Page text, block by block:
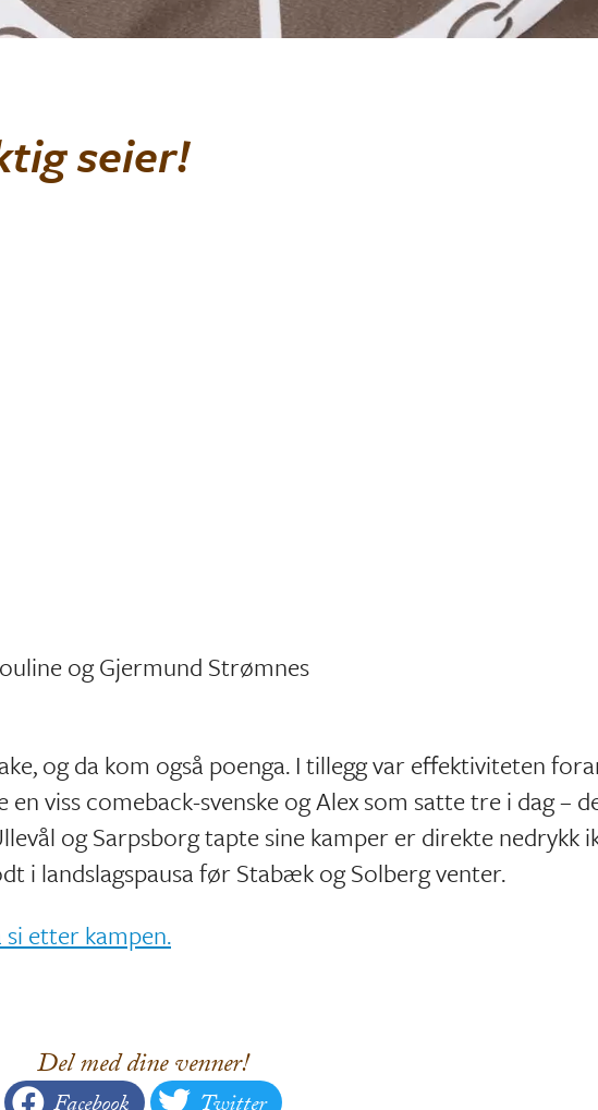
seier!
og Gjermund Strømnes
og da kom også poenga. I tillegg var effektiviteten
viss comeback-svenske og Alex som satte tre i dag –
og Sarpsborg tapte sine kamper er direkte nedrykk
i landslagspausa før Stabæk og Solberg venter.
si etter kampen.
Del med dine venner!